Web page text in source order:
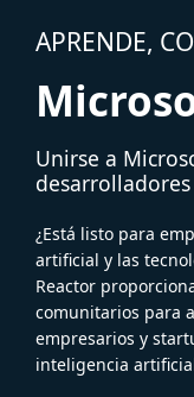
APRENDE,
Unirse a
¿Está listo para
artificial y las
Reactor
comunitarios para
empresarios y
inteligencia